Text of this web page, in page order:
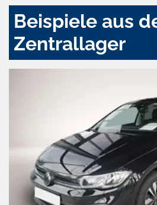
Beispiele aus
Zentrallager